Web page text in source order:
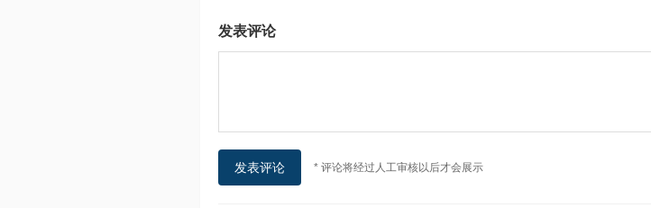
发表评论
* 评论将经过人工审核以后才会展示